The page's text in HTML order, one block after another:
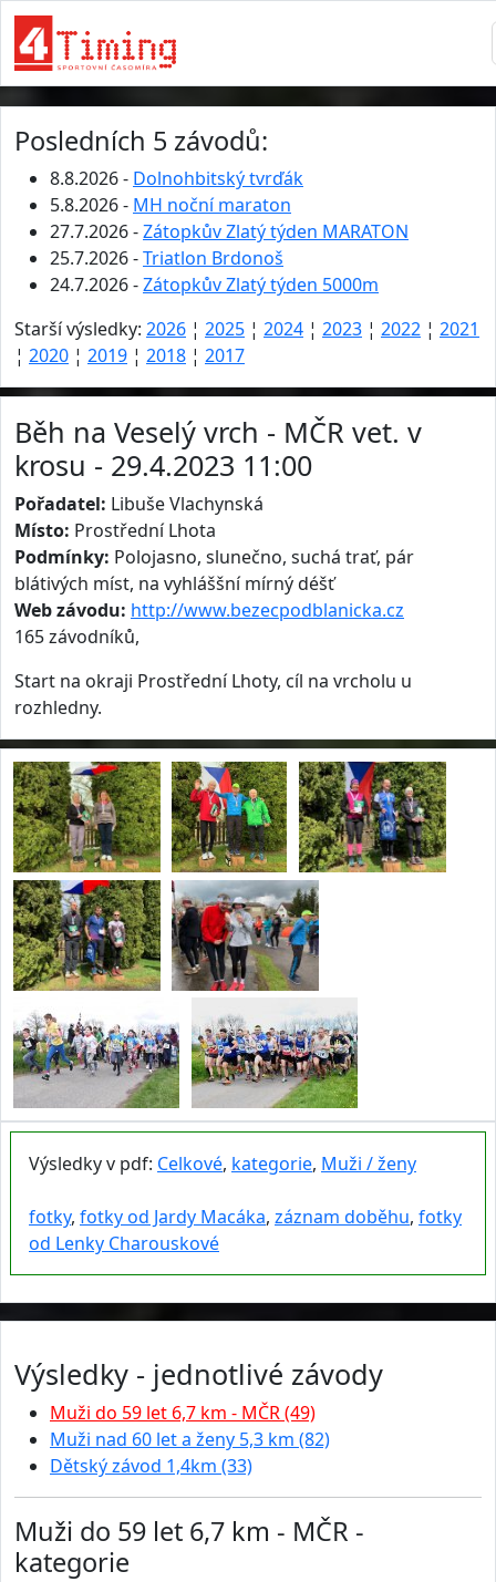
Posledních 5 závodů:
8.8.2026 - Dolnohbitský tvrďák
5.8.2026 - MH noční maraton
27.7.2026 -Zátopkův Zlatý týden MARATON
25.7.2026 -Triatlon Brdonoš
24.7.2026 -Zátopkův Zlatý týden 5000m
Starší výsledky: 2026 ¦ 2025 ¦ 2024 ¦ 2023 ¦ 2022 ¦ 2021
¦ 2020 ¦ 2019 ¦ 2018 ¦ 2017
Běh na Veselý vrch - MČR vet. v
krosu - 29.4.2023 11:00
Pořadatel: Libuše Vlachynská
Místo: Prostřední Lhota
Podmínky: Polojasno, slunečno, suchá trať, pár
blátivých míst, na vyhláššní mírný déšť
Web závodu: http://www.bezecpodblanicka.cz
165 závodníků,
Start na okraji Prostřední Lhoty, cíl na vrcholu u
rozhledny.
Výsledky v pdf: Celkové, kategorie, Muži / ženy
fotky, fotky od Jardy Macáka, záznam doběhu, fotky
od Lenky Charouskové
Výsledky - jednotlivé závody
Muži do 59 let 6,7 km - MČR (49)
Muži nad 60 let a ženy 5,3 km (82)
Dětský závod 1,4km (33)
Muži do 59 let 6,7 km - MČR -
kategorie